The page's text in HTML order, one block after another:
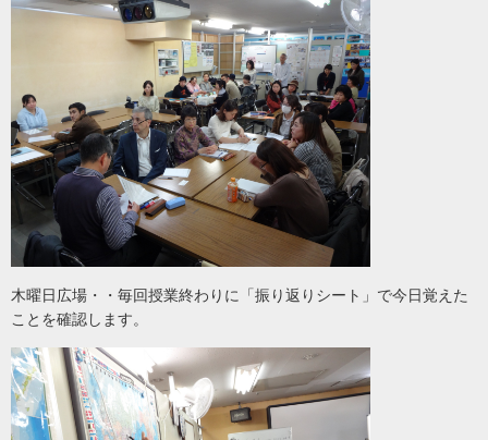
木曜日広場・・毎回授業終わりに「振り返りシート」で今日覚えた
ことを確認します。